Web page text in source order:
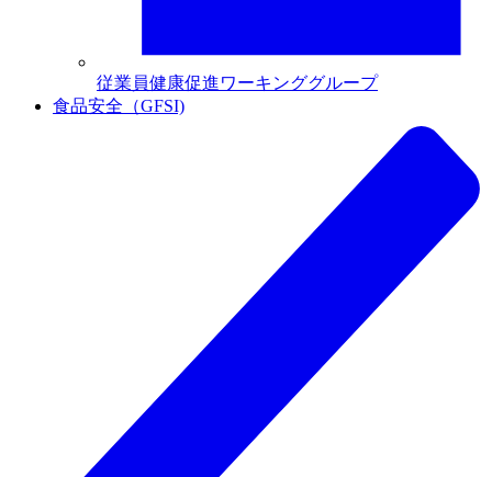
従業員健康促進ワーキンググループ
食品安全（GFSI)